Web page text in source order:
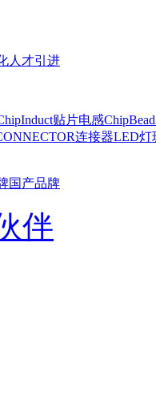
人才引进
贴片电感
连接器LED灯
国产品牌
伴